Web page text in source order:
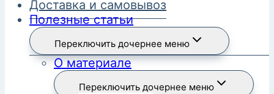
Доставка и самовывоз
Полезные статьи
Переключить дочернее меню
О материале
Переключить дочернее меню